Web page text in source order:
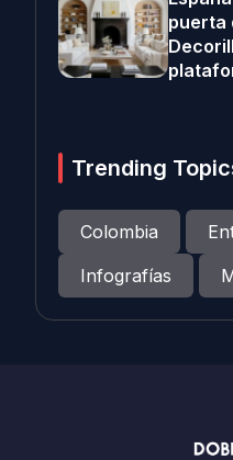
puerta
Trending
Colombia
Infografías